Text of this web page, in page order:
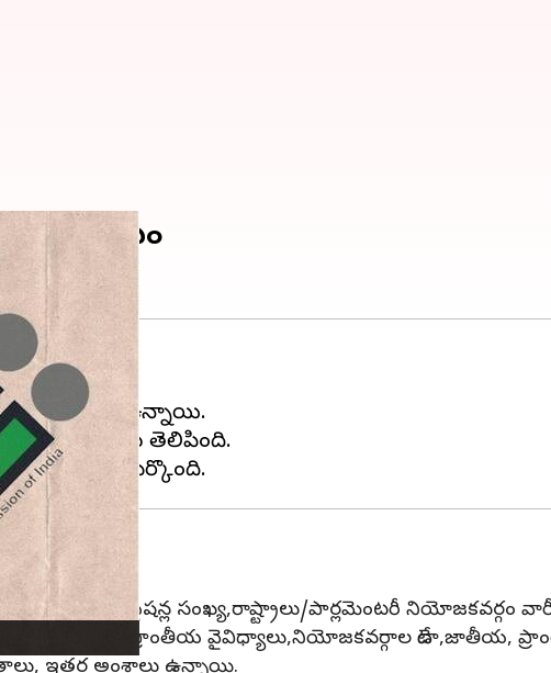
సంఘం
చేసింది.
14 నివేదికలు ఉన్నాయి.
తెలిపింది.
పోలింగ్ స్టేషన్ల సంఖ్య,రాష్ట్రాలు/పార్లమెంటరీ నియోజకవర్గం
వైవిధ్యాలు,నియోజకవర్గాల డేటా,జాతీయ,